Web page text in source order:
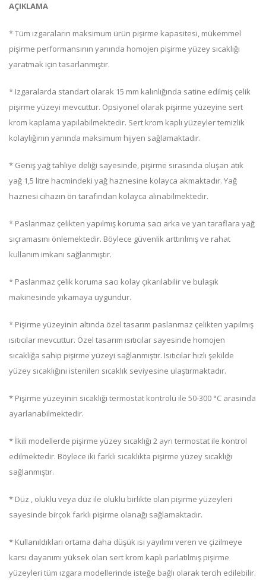
AÇIKLAMA
* Tüm ızgaraların maksimum ürün pişirme kapasitesi, mükemmel
pişirme performansının yanında homojen pişirme yüzey sıcaklığı
yaratmak için tasarlanmıştır.
* Izgaralarda standart olarak 15 mm kalınlığında satine edilmiş çelik
pişirme yüzeyi mevcuttur. Opsiyonel olarak pişirme yüzeyine sert
krom kaplama yapılabilmektedir. Sert krom kaplı yüzeyler temizlik
kolaylığının yanında maksimum hijyen sağlamaktadır.
* Geniş yağ tahliye deliği sayesinde, pişirme sırasında oluşan atık
yağ 1,5 litre hacmindeki yağ haznesine kolayca akmaktadır. Yağ
haznesi cihazın ön tarafından kolayca alınabilmektedir.
* Paslanmaz çelikten yapılmış koruma sacı arka ve yan taraflara yağ
sıçramasını önlemektedir. Böylece güvenlik arttırılmış ve rahat
kullanım imkanı sağlanmıştır.
* Paslanmaz çelik koruma sacı kolay çıkarılabilir ve bulaşık
makinesinde yıkamaya uygundur.
* Pişirme yüzeyinin altında özel tasarım paslanmaz çelikten yapılmış
ısıtıcılar mevcuttur. Özel tasarım ısıtıcılar sayesinde homojen
sıcaklığa sahip pişirme yüzeyi sağlanmıştır. Isıtıcılar hızlı şekilde
yüzey sıcaklığını istenilen sıcaklık seviyesine ulaştırmaktadır.
* Pişirme yüzeyinin sıcaklığı termostat kontrolü ile 50-300 °C arasında
ayarlanabilmektedir.
* İkili modellerde pişirme yüzey sıcaklığı 2 ayrı termostat ile kontrol
edilmektedir. Böylece iki farklı sıcaklıkta pişirme yüzey sıcaklığı
sağlanmıştır.
* Düz , oluklu veya düz ile oluklu birlikte olan pişirme yüzeyleri
sayesinde birçok farklı pişirme olanağı sağlamaktadır.
* Kullanıldıkları ortama daha düşük ısı yayılımı veren ve çizilmeye
karsı dayanımı yüksek olan sert krom kaplı parlatılmış pişirme
yüzeyleri tüm ızgara modellerinde isteğe bağlı olarak tercih edilebilir.